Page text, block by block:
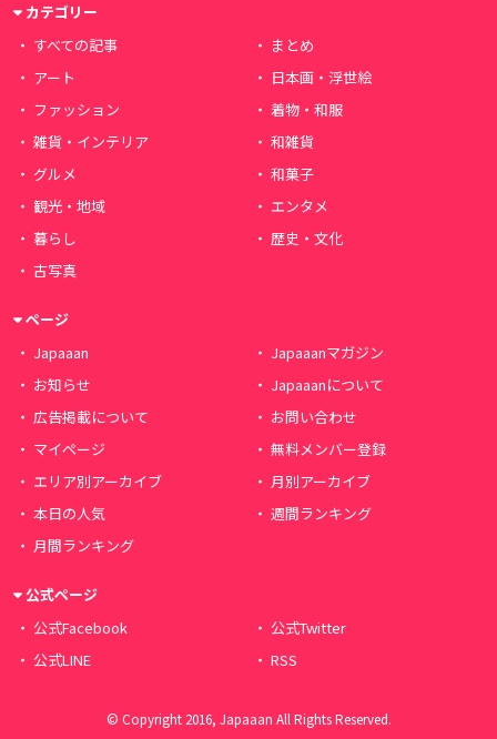
カテゴリー
すべての記事
まとめ
アート
日本画・浮世絵
ファッション
着物・和服
雑貨・インテリア
和雑貨
グルメ
和菓子
観光・地域
エンタメ
暮らし
歴史・文化
古写真
ページ
Japaaan
Japaaanマガジン
お知らせ
Japaaanについて
広告掲載について
お問い合わせ
マイページ
無料メンバー登録
エリア別アーカイブ
月別アーカイブ
本日の人気
週間ランキング
月間ランキング
公式ページ
公式Facebook
公式Twitter
公式LINE
RSS
© Copyright 2016, Japaaan All Rights Reserved.